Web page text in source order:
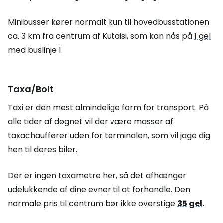
Minibusser kører normalt kun til hovedbusstationen
ca. 3 km fra centrum af Kutaisi, som kan nås på1 gel
med buslinje 1.
Taxa/Bolt
Taxi er den mest almindelige form for transport. På
alle tider af døgnet vil der være masser af
taxachauffører uden for terminalen, som vil jage dig
hen til deres biler.
Der er ingen taxametre her, så det afhænger
udelukkende af dine evner til at forhandle. Den
normale pris til centrum bør ikke overstige35 gel.